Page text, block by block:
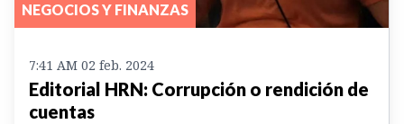
NEGOCIOS Y FINANZAS
7:41 AM 02 feb. 2024
Editorial HRN: Corrupción o rendición de
cuentas